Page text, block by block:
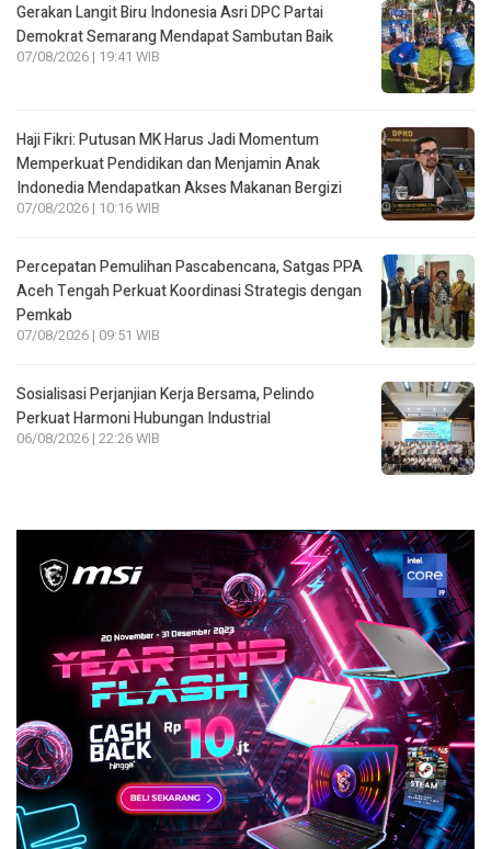
Gerakan Langit Biru Indonesia Asri DPC Partai
Demokrat Semarang Mendapat Sambutan Baik
07/08/2026 | 19:41 WIB
Haji Fikri: Putusan MK Harus Jadi Momentum
Memperkuat Pendidikan dan Menjamin Anak
Indonedia Mendapatkan Akses Makanan Bergizi
07/08/2026 | 10:16 WIB
Percepatan Pemulihan Pascabencana, Satgas PPA
Aceh Tengah Perkuat Koordinasi Strategis dengan
Pemkab
07/08/2026 | 09:51 WIB
Sosialisasi Perjanjian Kerja Bersama, Pelindo
Perkuat Harmoni Hubungan Industrial
06/08/2026 | 22:26 WIB